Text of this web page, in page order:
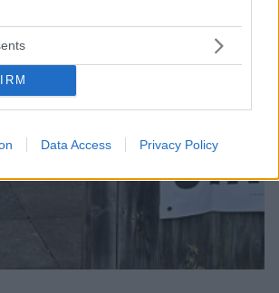
Data Access Privacy Policy